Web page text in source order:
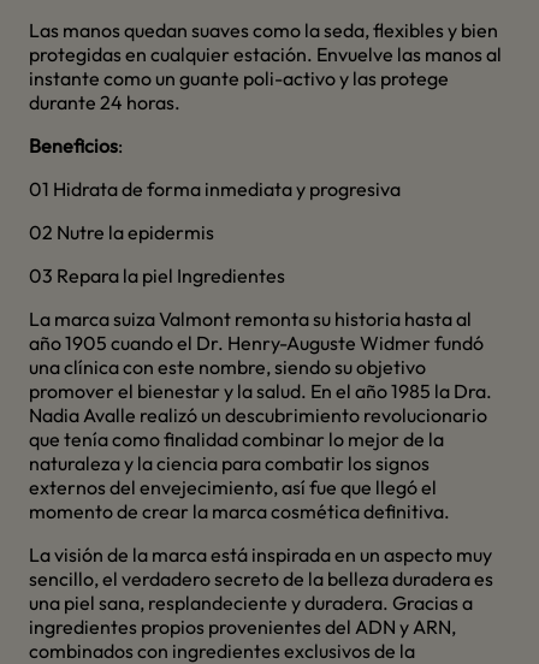
Las manos quedan suaves como la seda, flexibles y bien
protegidas en cualquier estación. Envuelve las manos al
instante como un guante poli-activo y las protege
durante 24 horas.
Beneficios:
01 Hidrata de forma inmediata y progresiva
02 Nutre la epidermis
03 Repara la piel Ingredientes
La marca suiza Valmont remonta su historia hasta al
año 1905 cuando el Dr. Henry-Auguste Widmer fundó
una clínica con este nombre, siendo su objetivo
promover el bienestar y la salud. En el año 1985 la Dra.
Nadia Avalle realizó un descubrimiento revolucionario
que tenía como finalidad combinar lo mejor de la
naturaleza y la ciencia para combatir los signos
externos del envejecimiento, así fue que llegó el
momento de crear la marca cosmética definitiva.
La visión de la marca está inspirada en un aspecto muy
sencillo, el verdadero secreto de la belleza duradera es
una piel sana, resplandeciente y duradera. Gracias a
ingredientes propios provenientes del ADN y ARN,
combinados con ingredientes exclusivos de la